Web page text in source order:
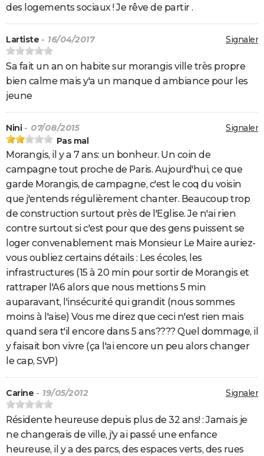
des logements sociaux ! Je rêve de partir .
Signaler
Lartiste - 16/04/2017
Sa fait un an on habite sur morangis ville très propre
bien calme mais y'a un manque d ambiance pour les
jeune
Signaler
Nini - 07/08/2015
Pas mal
Morangis, il y a 7 ans: un bonheur. Un coin de
campagne tout proche de Paris. Aujourd'hui, ce que
garde Morangis, de campagne, c'est le coq du voisin
que j'entends régulièrement chanter. Beaucoup trop
de construction surtout près de l'Eglise. Je n'ai rien
contre surtout si c'est pour que des gens puissent se
loger convenablement mais Monsieur Le Maire auriez-
vous oubliez certains détails : Les écoles, les
infrastructures (15 à 20 min pour sortir de Morangis et
rattraper l'A6 alors que nous mettions 5 min
auparavant, l'insécurité qui grandit (nous sommes
moins à l'aise) Vous me direz que ceci n'est rien mais
quand sera t'il encore dans 5 ans???? Quel dommage, il
y faisait bon vivre (ça l'ai encore un peu alors changer
le cap, SVP)
Signaler
Carine - 19/05/2012
Résidente heureuse depuis plus de 32 ans! : Jamais je
ne changerais de ville, j'y ai passé une enfance
heureuse, il y a des parcs, des espaces verts, des rues